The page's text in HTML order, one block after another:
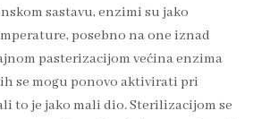
sastavu, enzimi su jako
posebno na one iznad
pasterizacijom većina enzima
se mogu ponovo aktivirati pri
to je jako mali dio. Sterilizacijom se